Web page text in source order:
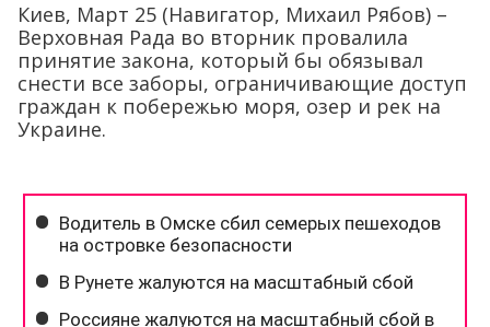
Киев, Март 25 (Навигатор, Михаил Рябов) –
Верховная Рада во вторник провалила
принятие закона, который бы обязывал
снести все заборы, ограничивающие доступ
граждан к побережью моря, озер и рек на
Украине.